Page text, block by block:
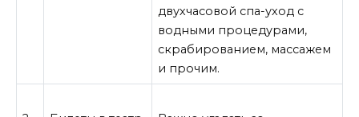
двухчасовой спа-уход с
водными процедурами,
скрабированием, массажем
и прочим.